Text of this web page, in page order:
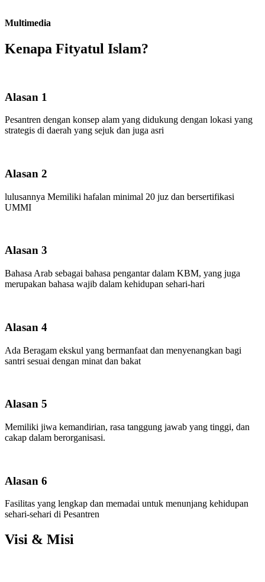
Multimedia
Kenapa Fityatul Islam?
Alasan 1
Pesantren dengan konsep alam yang didukung dengan lokasi yang
strategis di daerah yang sejuk dan juga asri
Alasan 2
lulusannya Memiliki hafalan minimal 20 juz dan bersertifikasi
UMMI
Alasan 3
Bahasa Arab sebagai bahasa pengantar dalam KBM, yang juga
merupakan bahasa wajib dalam kehidupan sehari-hari
Alasan 4
Ada Beragam ekskul yang bermanfaat dan menyenangkan bagi
santri sesuai dengan minat dan bakat
Alasan 5
Memiliki jiwa kemandirian, rasa tanggung jawab yang tinggi, dan
cakap dalam berorganisasi.
Alasan 6
Fasilitas yang lengkap dan memadai untuk menunjang kehidupan
sehari-sehari di Pesantren
Visi & Misi